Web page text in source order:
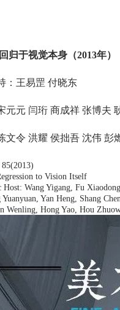
归于视觉本身（2013年）
：王易罡 付晓东
元元 闫珩 商成祥 张博夫
文令 洪耀 侯拙吾 沈伟 彭
85(2013)
to Vision Itself
Host: Wang Yigang, Fu Xiaodong
Yan Heng, Shang
Wenling, Hong Yao, Hou